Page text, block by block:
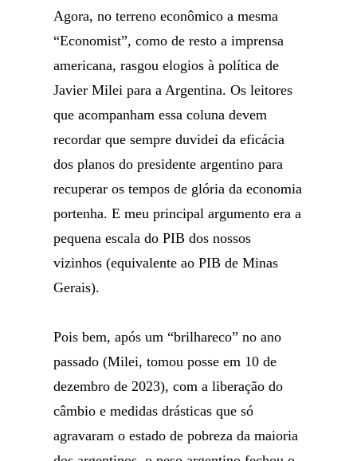
Agora, no terreno econômico a mesma
“Economist”, como de resto a imprensa
americana, rasgou elogios à política de
Javier Milei para a Argentina. Os leitores
que acompanham essa coluna devem
recordar que sempre duvidei da eficácia
dos planos do presidente argentino para
recuperar os tempos de glória da economia
portenha. E meu principal argumento era a
pequena escala do PIB dos nossos
vizinhos (equivalente ao PIB de Minas
Gerais).
Pois bem, após um “brilhareco” no ano
passado (Milei, tomou posse em 10 de
dezembro de 2023), com a liberação do
câmbio e medidas drásticas que só
agravaram o estado de pobreza da maioria